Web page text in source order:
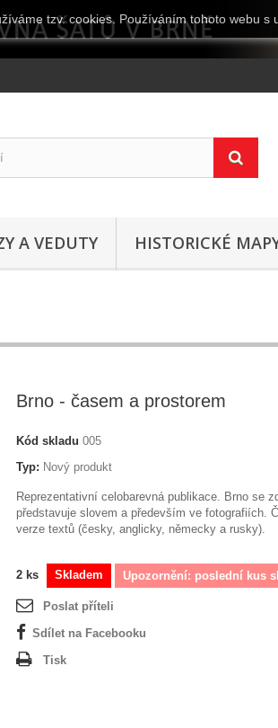
A VEDUTY HISTORICKÉ
Brno - časem a prostorem
Kód skladu 005
Typ: Nový produkt
Reprezentativní celobarevná publikace. Brno se
představuje slovem a především ve fotografiích.
verze textů (česky, anglicky, německy a rusky).
2 ks Skladem Upozornění: poslední kus
Poslat příteli
Sdílet na Facebooku
Tisk
tzv. cookies. Používáním tohoto webu s